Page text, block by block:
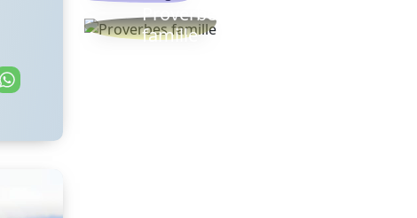
Proverbes
famille